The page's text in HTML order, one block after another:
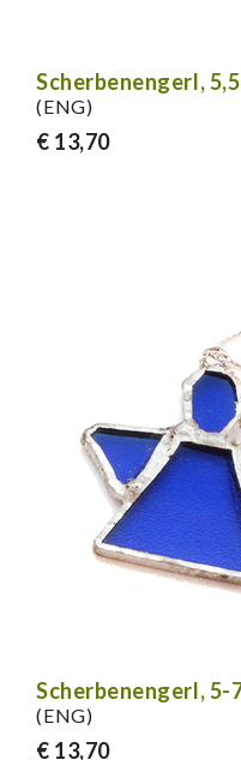
Scherbenengerl,
(ENG)
€ 13,70
Scherbenengerl, 5-
(ENG)
€ 13,70